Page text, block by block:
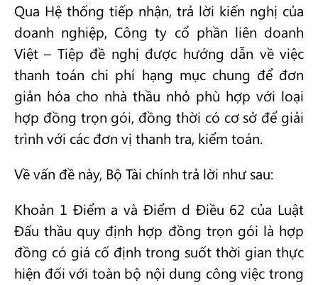
Qua Hệ thống tiếp nhận, trả lời kiến nghị của
doanh nghiệp, Công ty cổ phần liên doanh
Việt – Tiệp đề nghị được hướng dẫn về việc
thanh toán chi phí hạng mục chung để đơn
giản hóa cho nhà thầu nhỏ phù hợp với loại
hợp đồng trọn gói, đồng thời có cơ sở để giải
trình với các đơn vị thanh tra, kiểm toán.
Về vấn đề này, Bộ Tài chính trả lời như sau:
Khoản 1 Điểm a và Điểm d Điều 62 của Luật
Đấu thầu quy định hợp đồng trọn gói là hợp
đồng có giá cố định trong suốt thời gian thực
hiện đối với toàn bộ nội dung công việc trong